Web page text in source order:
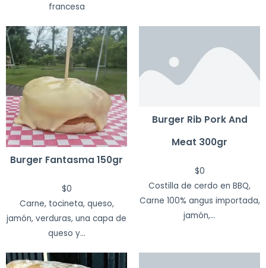
francesa
Burger Fantasma 150gr
$0
Carne, tocineta, queso,
jamón, verduras, una capa de
queso y...
Burger Rib Pork And
Meat 300gr
$0
Costilla de cerdo en BBQ,
Carne 100% angus importada,
jamón,...